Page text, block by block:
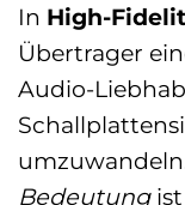
In High-
Übertrager
Audio-
Bedeutungist